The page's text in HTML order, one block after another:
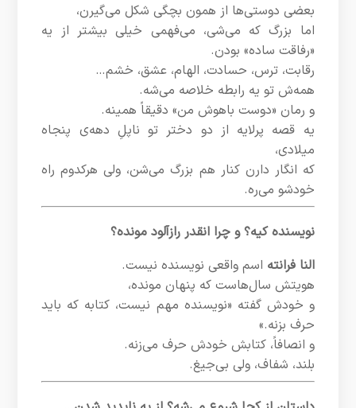
بعضی دوستی‌ها از همون بچگی شکل می‌گیرن،
اما بزرگ که می‌شی، می‌فهمی خیلی بیشتر از یه
«رفاقت ساده» بودن.
رقابت، ترس، حسادت، الهام، عشق، خشم…
همه‌ش تو یه رابطه خلاصه می‌شه.
و رمان «دوست باهوش من» دقیقاً همینه.
یه قصه‌ پرلایه از دو دختر تو ناپلِ دهه‌ی پنجاه
میلادی،
که انگار دارن کنار هم بزرگ می‌شن، ولی هرکدوم راه
خودشو می‌ره.
نویسنده کیه؟ و چرا انقدر رازآلود مونده؟
النا فرانته اسم واقعی نویسنده نیست.
هویتش سال‌هاست که پنهان مونده،
و خودش گفته «نویسنده مهم نیست، کتابه که باید
حرف بزنه.»
و انصافاً، کتابش خودش حرف می‌زنه.
بلند، شفاف، ولی بی‌جیغ.